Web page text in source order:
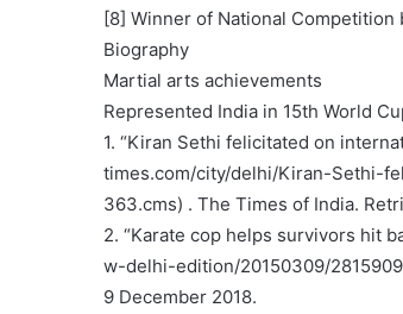
[8] Winner of National
Biography
Martial arts achievements
Represented India in 15th World
1. “Kiran Sethi felicitated on
times.com/city/delhi/Kiran-Sethi-
363.cms) . The Times of India.
2. “Karate cop helps survivors hit
w-delhi-edition/20150309/
9 December 2018.